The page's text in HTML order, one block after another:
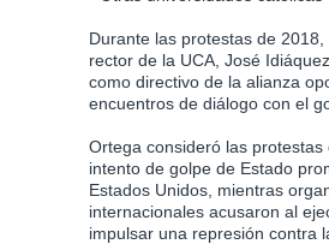
Durante las protestas de
rector de la UCA, José
como directivo de la alianza
encuentros de diálogo con el
Ortega consideró las protestas
intento de golpe de Estado
Estados Unidos, mientras
internacionales acusaron al
impulsar una represión contra